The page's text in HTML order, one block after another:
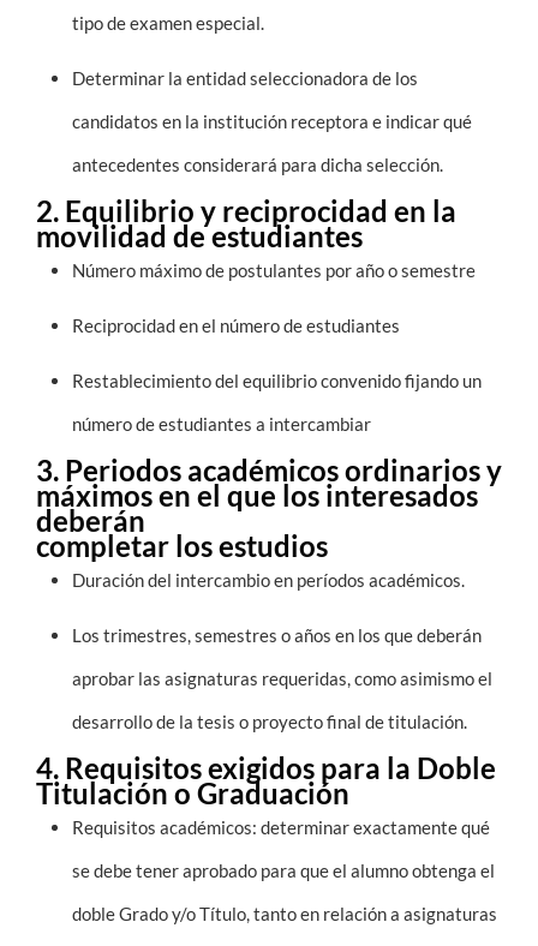
tipo de examen especial.
Determinar la entidad seleccionadora de los
candidatos en la institución receptora e indicar qué
antecedentes considerará para dicha selección.
2. Equilibrio y reciprocidad en la
movilidad de estudiantes
Número máximo de postulantes por año o semestre
Reciprocidad en el número de estudiantes
Restablecimiento del equilibrio convenido fijando un
número de estudiantes a intercambiar
3. Periodos académicos ordinarios y
máximos en el que los interesados
deberán
completar los estudios
Duración del intercambio en períodos académicos.
Los trimestres, semestres o años en los que deberán
aprobar las asignaturas requeridas, como asimismo el
desarrollo de la tesis o proyecto final de titulación.
4. Requisitos exigidos para la Doble
Titulación o Graduación
Requisitos académicos: determinar exactamente qué
se debe tener aprobado para que el alumno obtenga el
doble Grado y/o Título, tanto en relación a asignaturas